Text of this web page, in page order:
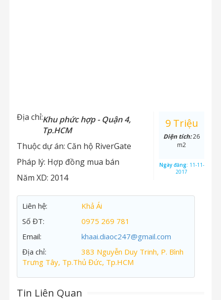
Địa chỉ:Khu phức hợp - Quận 4,
Tp.HCM
Thuộc dự án: Căn hộ RiverGate
Pháp lý: Hợp đồng mua bán
Năm XD: 2014
9 Triệu
Diện tích:26
m2
Ngày đăng: 11-11-
2017
Liên hệ:
Khả Ái
Số ĐT:
0975 269 781
Email:
khaai.diaoc247@gmail.com
Địa chỉ:
383 Nguyễn Duy Trinh, P. Bình
Trưng Tây, Tp.Thủ Đức, Tp.HCM
Tin Liên Quan